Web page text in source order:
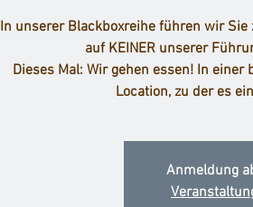
In unserer Blackboxreihe führen wir
auf KEINER unserer
Dieses Mal: Wir gehen essen! In
Location, zu der es
Anmeldung